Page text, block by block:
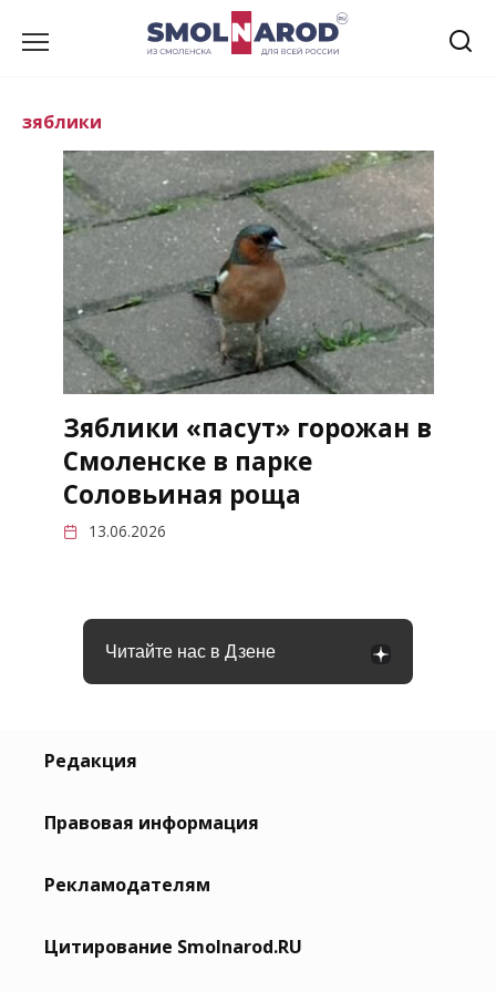
зяблики
Зяблики «пасут» горожан в
Смоленске в парке
Соловьиная роща
13.06.2026
Читайте нас в Дзене
Редакция
Правовая информация
Рекламодателям
Цитирование Smolnarod.RU